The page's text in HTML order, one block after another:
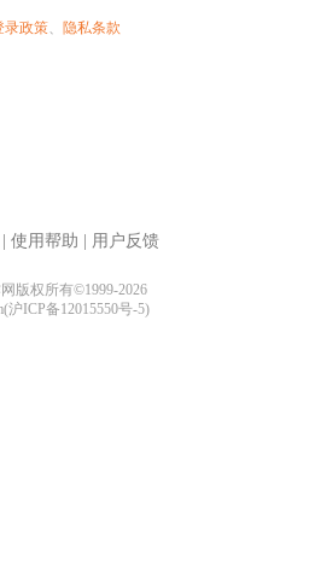
录政策、 隐私条款
使用帮助 用户反馈
版权所有©1999-2026
沪ICP备12015550号-5)